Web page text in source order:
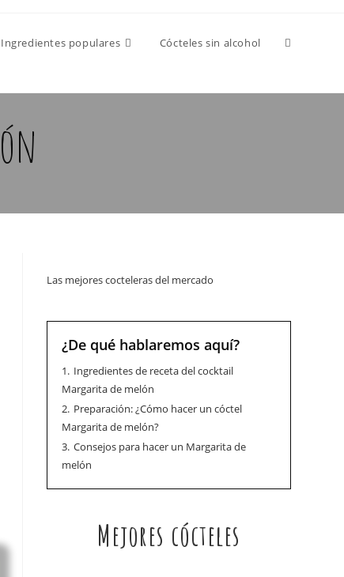
Ingredientes populares Cócteles sin alcohol
Las mejores cocteleras del mercado
¿De qué hablaremos aquí?
1. Ingredientes de receta del cocktail
Margarita de melón
2. Preparación: ¿Cómo hacer un cóctel
Margarita de melón?
3. Consejos para hacer un Margarita de
melón
Mejores cócteles